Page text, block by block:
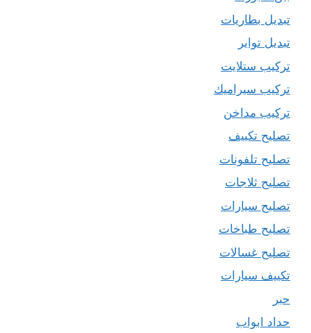
تبديل بطاريات
تبديل تواير
تركيب ستلايت
تركيب سيراميك
تركيب مداخن
تصليح تكييف
تصليح تلفونات
تصليح ثلاجات
تصليح سيارات
تصليح طباخات
تصليح غسالات
تكييف سيارات
حبر
حداد ابواب